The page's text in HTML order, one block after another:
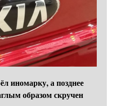
иномарку, а позднее
образом скручен